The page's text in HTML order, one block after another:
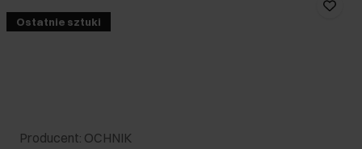
Ostatnie sztuki
Producent: OCHNIK